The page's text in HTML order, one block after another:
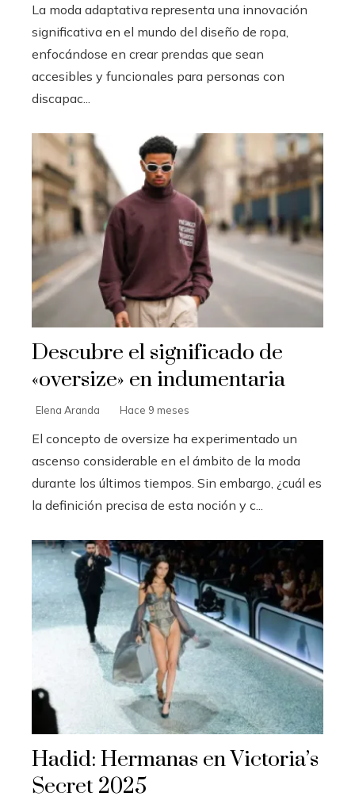
La moda adaptativa representa una innovación
significativa en el mundo del diseño de ropa,
enfocándose en crear prendas que sean
accesibles y funcionales para personas con
discapac...
Descubre el significado de
«oversize» en indumentaria
Elena Aranda Hace 9 meses
El concepto de oversize ha experimentado un
ascenso considerable en el ámbito de la moda
durante los últimos tiempos. Sin embargo, ¿cuál es
la definición precisa de esta noción y c...
Hadid: Hermanas en Victoria’s
Secret 2025